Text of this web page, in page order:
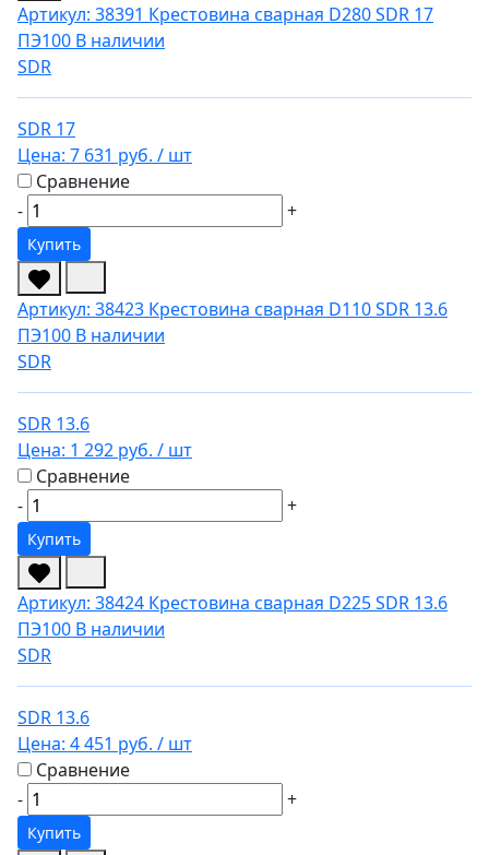
Артикул: 38391 Крестовина сварная D280 SDR 17
ПЭ100 В наличии
SDR
SDR 17
Цена: 7 631 руб. / шт
Сравнение
-
+
Купить
Артикул: 38423 Крестовина сварная D110 SDR 13.6
ПЭ100 В наличии
SDR
SDR 13.6
Цена: 1 292 руб. / шт
Сравнение
-
+
Купить
Артикул: 38424 Крестовина сварная D225 SDR 13.6
ПЭ100 В наличии
SDR
SDR 13.6
Цена: 4 451 руб. / шт
Сравнение
-
+
Купить